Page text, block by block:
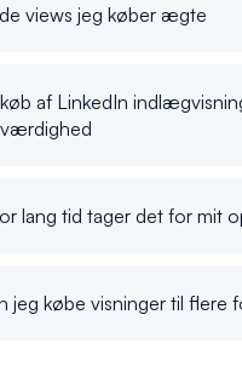
views jeg køber ægte
af LinkedIn
lang tid tager det for mit
jeg købe visninger til flere